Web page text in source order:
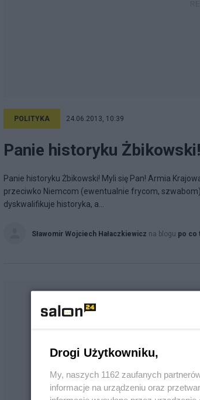
POLITYKA 24.06.2013, 10:39
Panie historyku Żbikowski!
Panie historyku Żbikowski! Myli się Pan! Armia
przeciwko Niemcom (ewentualnie frycom,
dyskwalifikuje historyka, a...
Sławomir Wojciech Hałaczkiewicz na blogu po co
Drogi Użytkowniku,
My, naszych 1162 zaufanych
informacje na urządzeniu oraz